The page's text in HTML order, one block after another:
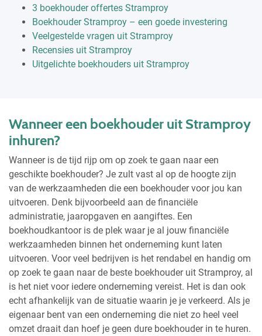
3 boekhouder offertes Stramproy
Boekhouder Stramproy – een goede investering
Veelgestelde vragen uit Stramproy
Recensies uit Stramproy
Uitgelichte boekhouders uit Stramproy
Wanneer een boekhouder uit Stramproy
inhuren?
Wanneer is de tijd rijp om op zoek te gaan naar een
geschikte boekhouder? Je zult vast al op de hoogte zijn
van de werkzaamheden die een boekhouder voor jou kan
uitvoeren. Denk bijvoorbeeld aan de financiële
administratie, jaaropgaven en aangiftes. Een
boekhoudkantoor is de plek waar je al jouw financiële
werkzaamheden binnen het onderneming kunt laten
uitvoeren. Voor veel bedrijven is het rendabel en handig om
op zoek te gaan naar de beste boekhouder uit Stramproy, al
is het niet voor iedere onderneming vereist. Het is dan ook
echt afhankelijk van de situatie waarin je je verkeerd. Als je
eigenaar bent van een onderneming die niet zo heel veel
omzet draait dan hoef je geen dure boekhouder in te huren.